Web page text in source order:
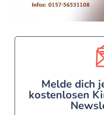
Melde dich
kostenlosen